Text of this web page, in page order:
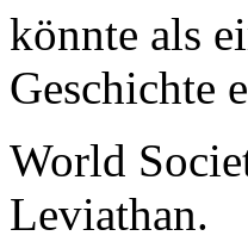
könnte als
Geschichte
World
Leviathan.